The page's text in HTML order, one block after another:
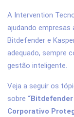
A Intervention
ajudando empresas
Bitdefender e
adequado, sempre
gestão inteligente.
Veja a seguir os
sobre
Corporativo